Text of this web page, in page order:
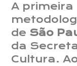
A primeira
de São
da
Cultura.